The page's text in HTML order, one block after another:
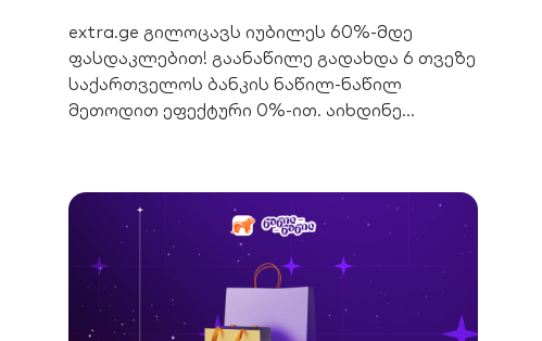
extra.ge გილოცავს იუბილეს 60%-მდე
ფასდაკლებით! გაანაწილე გადახდა 6 თვეზე
საქართველოს ბანკის ნაწილ-ნაწილ
მეთოდით ეფექტური 0%-ით. აიხდინე